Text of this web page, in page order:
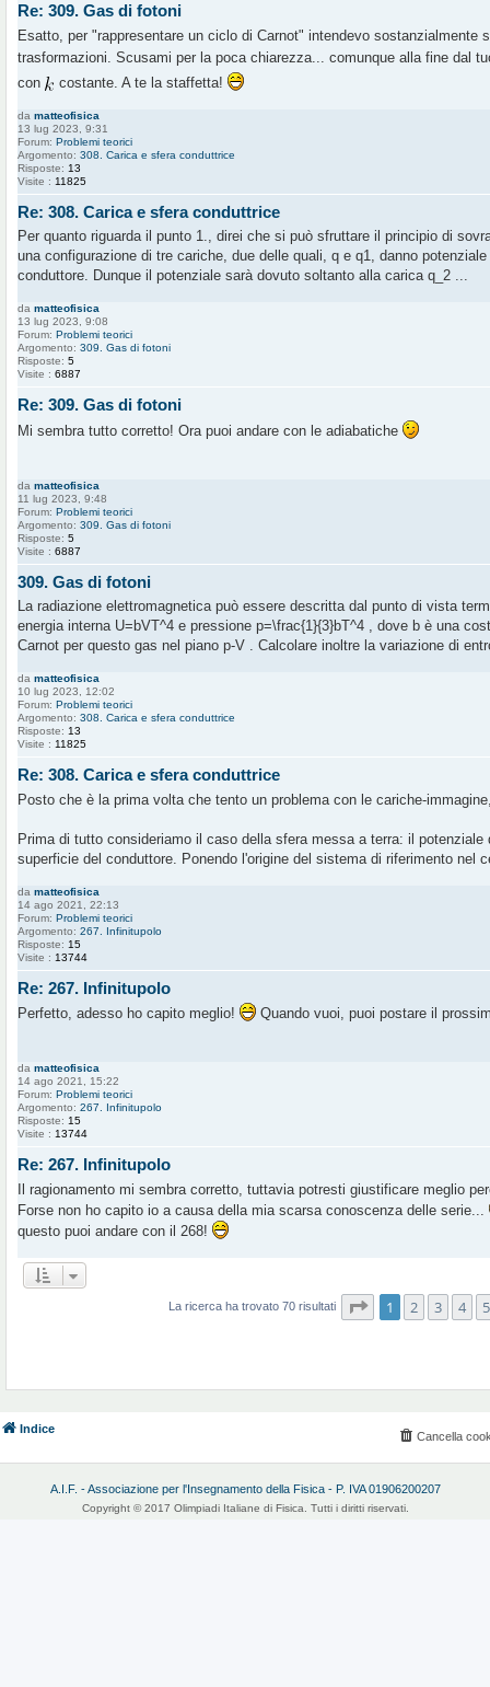
Re: 309. Gas di fotoni
Esatto, per "rappresentare un ciclo di Carnot" intendevo sostanzialmente
trasformazioni. Scusami per la poca chiarezza... comunque alla fine dal
con
costante. A te la staffetta!
da matteofisica
13 lug 2023, 9:31
Forum: Problemi teorici
Argomento: 308. Carica e sfera conduttrice
Risposte: 13
Visite : 11825
Re: 308. Carica e sfera conduttrice
Per quanto riguarda il punto 1., direi che si può sfruttare il principio di
una configurazione di tre cariche, due delle quali, q e q1, danno
conduttore. Dunque il potenziale sarà dovuto soltanto alla carica q_2 ...
da matteofisica
13 lug 2023, 9:08
Forum: Problemi teorici
Argomento: 309. Gas di fotoni
Risposte: 5
Visite : 6887
Re: 309. Gas di fotoni
Mi sembra tutto corretto! Ora puoi andare con le adiabatiche
da matteofisica
11 lug 2023, 9:48
Forum: Problemi teorici
Argomento: 309. Gas di fotoni
Risposte: 5
Visite : 6887
309. Gas di fotoni
La radiazione elettromagnetica può essere descritta dal punto di vista
energia interna U=bVT^4 e pressione p=\frac{1}{3}bT^4 , dove b è una
Carnot per questo gas nel piano p-V . Calcolare inoltre la variazione di
da matteofisica
10 lug 2023, 12:02
Forum: Problemi teorici
Argomento: 308. Carica e sfera conduttrice
Risposte: 13
Visite : 11825
Re: 308. Carica e sfera conduttrice
Posto che è la prima volta che tento un problema con le cariche-
Prima di tutto consideriamo il caso della sfera messa a terra: il
superficie del conduttore. Ponendo l'origine del sistema di riferimento nel
da matteofisica
14 ago 2021, 22:13
Forum: Problemi teorici
Argomento: 267. Infinitupolo
Risposte: 15
Visite : 13744
Re: 267. Infinitupolo
Perfetto, adesso ho capito meglio! Quando vuoi, puoi postare il
da matteofisica
14 ago 2021, 15:22
Forum: Problemi teorici
Argomento: 267. Infinitupolo
Risposte: 15
Visite : 13744
Re: 267. Infinitupolo
Il ragionamento mi sembra corretto, tuttavia potresti giustificare meglio
Forse non ho capito io a causa della mia scarsa conoscenza delle serie...
questo puoi andare con il 268!
La ricerca ha trovato 70 risultati Pagina1 di
1 2 3 4 5
Indice
Cancella
A.I.F. - Associazione per l'Insegnamento della Fisica - P. IVA 01906200207
Copyright © 2017 Olimpiadi Italiane di Fisica. Tutti i diritti riservati.